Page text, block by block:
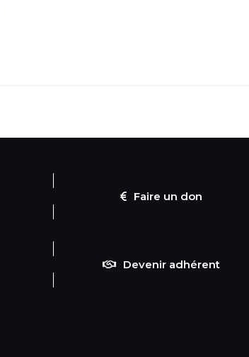
Faire un don
Devenir adhérent